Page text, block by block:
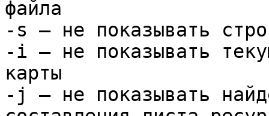
файла
-s — не показывать
-i — не показывать
карты
-j — не показывать